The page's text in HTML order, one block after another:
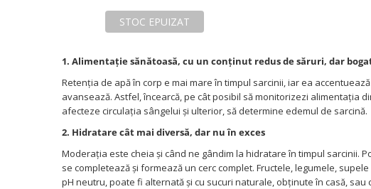
STOC EPUIZAT
1. Alimentație sănătoasă, cu un conținut redus de săruri, dar
Retenția de apă în corp e mai mare în timpul sarcinii, iar ea
avansează. Astfel, încearcă, pe cât posibil să monitorizezi alimentația
afecteze circulația sângelui și ulterior, să determine edemul de sarcină.
2. Hidratare cât mai diversă, dar nu în exces
Moderația este cheia și când ne gândim la hidratare în timpul sarcinii.
se completează și formează un cerc complet. Fructele, legumele,
pH neutru, poate fi alternată și cu sucuri naturale, obținute în casă, sau